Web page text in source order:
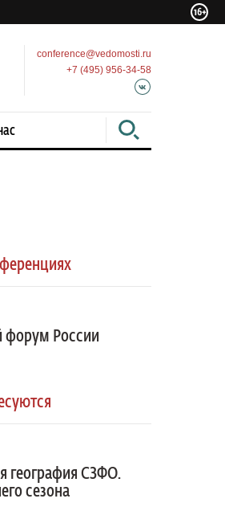
conference@vedomosti.ru
+7 (495) 956-34-58
форум России
география СЗФО.
сезона